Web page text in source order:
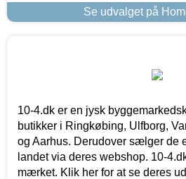
Se udvalget på
10-4.dk er en jysk
butikker i Ringkøbing, Ulfborg,
og Aarhus. Derudover sælger de
landet via deres webshop. 10-
mærket. Klik her for at se deres